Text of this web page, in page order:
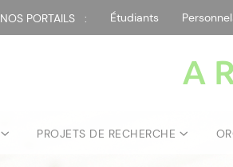
NOS PORTAILS : Étudiants
A
PROJETS DE RECHERCHE